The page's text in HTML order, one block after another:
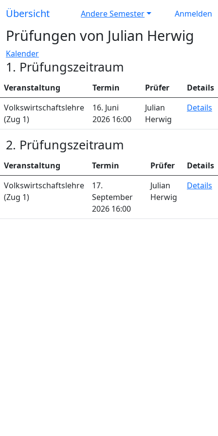
Übersicht Andere Semester Anmelden
Prüfungen von Julian Herwig
Kalender
1. Prüfungszeitraum
Veranstaltung Termin Prüfer
Details
Volkswirtschaftslehre
(Zug 1)
16. Juni
2026 16:00
Julian
Herwig
Details
2. Prüfungszeitraum
Veranstaltung Termin Prüfer
Details
Volkswirtschaftslehre
(Zug 1)
17.
September
2026 16:00
Julian
Herwig
Details